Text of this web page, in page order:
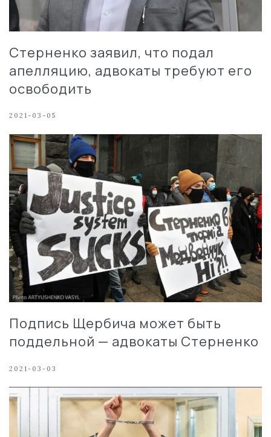
Стерненко заявил, что подал
апелляцию, адвокаты требуют его
освободить
2021-03-05
Подпись Щербича может быть
поддельной — адвокаты Стерненко
2021-03-03